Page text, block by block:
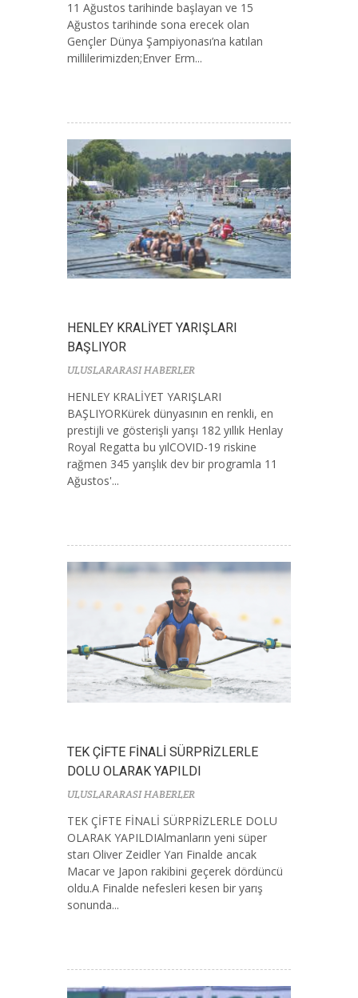
11 Ağustos tarihinde başlayan ve 15
Ağustos tarihinde sona erecek olan
Gençler Dünya Şampiyonası’na katılan
millilerimizden;Enver Erm...
HENLEY KRALİYET YARIŞLARI
BAŞLIYOR
ULUSLARARASI HABERLER
HENLEY KRALİYET YARIŞLARI
BAŞLIYORKürek dünyasının en renkli, en
prestijli ve gösterişli yarışı 182 yıllık Henlay
Royal Regatta bu yılCOVID-19 riskine
rağmen 345 yarışlık dev bir programla 11
Ağustos'...
TEK ÇİFTE FİNALİ SÜRPRİZLERLE
DOLU OLARAK YAPILDI
ULUSLARARASI HABERLER
TEK ÇİFTE FİNALİ SÜRPRİZLERLE DOLU
OLARAK YAPILDIAlmanların yeni süper
starı Oliver Zeidler Yarı Finalde ancak
Macar ve Japon rakibini geçerek dördüncü
oldu.A Finalde nefesleri kesen bir yarış
sonunda...